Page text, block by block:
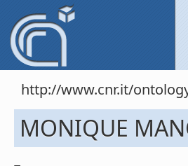
http://www.cnr.it/
MONIQUE